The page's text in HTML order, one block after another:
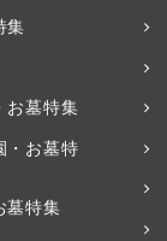
集
お墓特集
・お墓特
墓特集